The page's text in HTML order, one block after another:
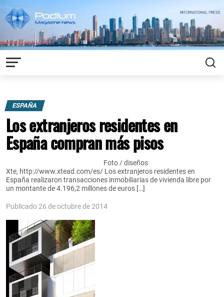
ESPAÑA
Los extranjeros residentes en
España compran más pisos
Foto / diseños
Xte, http://www.xtead.com/es/ Los extranjeros residentes en
España realizaron transacciones inmobiliarias de vivienda libre por
un montante de 4.196,2 millones de euros […]
Publicado 26 de octubre de 2014